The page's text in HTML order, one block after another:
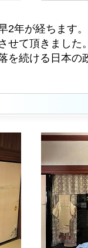
2年が経ちます
せて頂きました
を続ける日本の